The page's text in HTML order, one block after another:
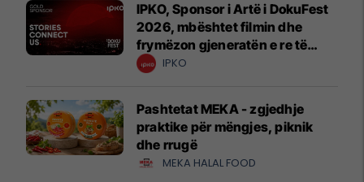
IPKO, Sponsor i Artë i DokuFest
2026, mbështet filmin dhe
frymëzon gjeneratën e re të
krijuesve
IPKO
Pashtetat MEKA - zgjedhje
praktike për mëngjes, piknik
dhe rrugë
MEKA HALAL FOOD